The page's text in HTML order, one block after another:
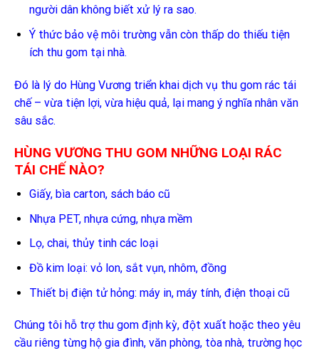
người dân không biết xử lý ra sao.
Ý thức bảo vệ môi trường vẫn còn thấp do thiếu tiện
ích thu gom tại nhà.
Đó là lý do Hùng Vương triển khai dịch vụ thu gom rác tái
chế – vừa tiện lợi, vừa hiệu quả, lại mang ý nghĩa nhân văn
sâu sắc.
HÙNG VƯƠNG THU GOM NHỮNG LOẠI RÁC
TÁI CHẾ NÀO?
Giấy, bìa carton, sách báo cũ
Nhựa PET, nhựa cứng, nhựa mềm
Lọ, chai, thủy tinh các loại
Đồ kim loại: vỏ lon, sắt vụn, nhôm, đồng
Thiết bị điện tử hỏng: máy in, máy tính, điện thoại cũ
Chúng tôi hỗ trợ thu gom định kỳ, đột xuất hoặc theo yêu
cầu riêng từng hộ gia đình, văn phòng, tòa nhà, trường học